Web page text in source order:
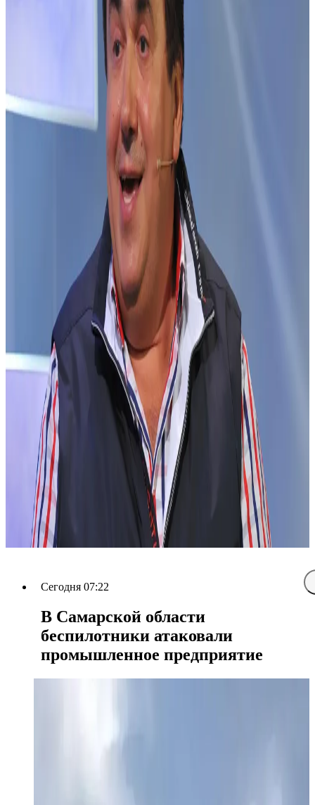
Сегодня 07:22
В Самарской области
беспилотники атаковали
промышленное предприятие